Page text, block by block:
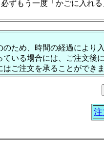
必ずもう一度「かごに入れ
のため、時間の経過により
ている場合には、ご注文後
はご注文を承ることができ